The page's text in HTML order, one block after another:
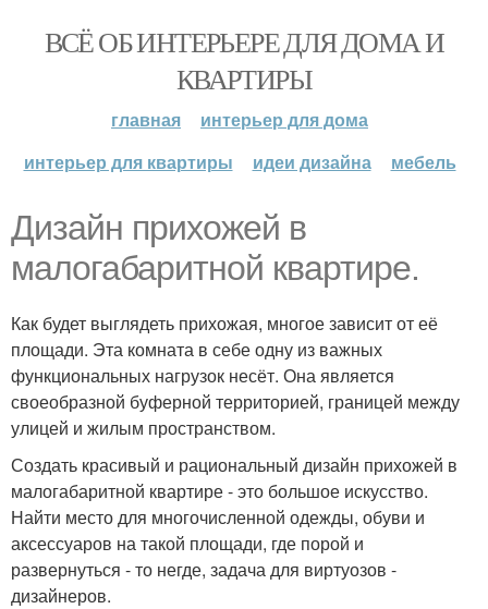
ВСЁ ОБ ИНТЕРЬЕРЕ ДЛЯ ДОМА И
КВАРТИРЫ
главная
интерьер для дома
интерьер для квартиры
идеи дизайна мебель
Дизайн прихожей в
малогабаритной квартире.
Как будет выглядеть прихожая, многое зависит от её
площади. Эта комната в себе одну из важных
функциональных нагрузок несёт. Она является
своеобразной буферной территорией, границей между
улицей и жилым пространством.
Создать красивый и рациональный дизайн прихожей в
малогабаритной квартире - это большое искусство.
Найти место для многочисленной одежды, обуви и
аксессуаров на такой площади, где порой и
развернуться - то негде, задача для виртуозов -
дизайнеров.